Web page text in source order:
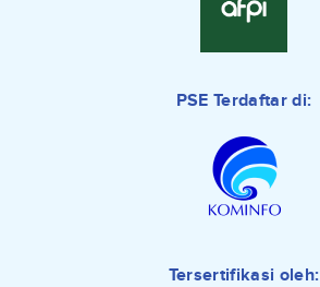
PSE Terdaftar di:
Tersertifikasi oleh: